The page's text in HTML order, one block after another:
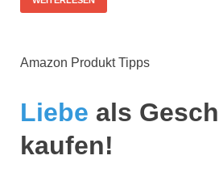
Amazon Produkt Tipps
Liebe als
kaufen!